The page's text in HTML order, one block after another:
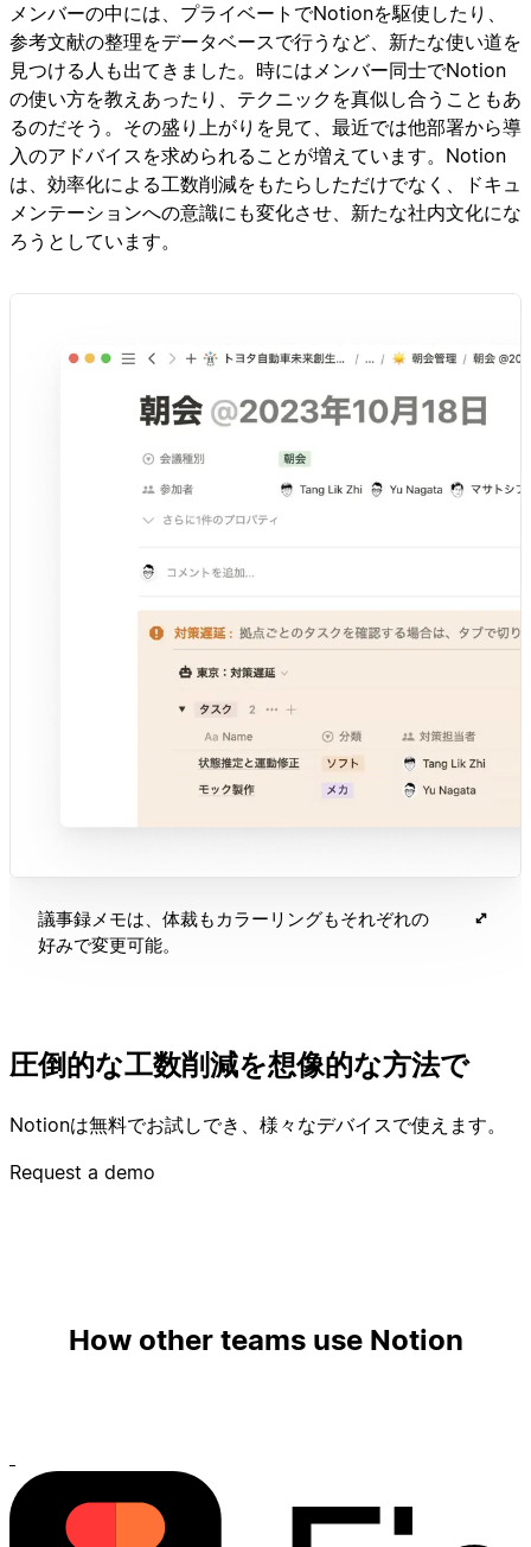
メンバーの中には、プライベートでNotionを駆使したり、
参考文献の整理をデータベースで行うなど、新たな使い道を
見つける人も出てきました。時にはメンバー同士でNotion
の使い方を教えあったり、テクニックを真似し合うこともあ
るのだそう。その盛り上がりを見て、最近では他部署から導
入のアドバイスを求められることが増えています。Notion
は、効率化による工数削減をもたらしただけでなく、ドキュ
メンテーションへの意識にも変化させ、新たな社内文化にな
ろうとしています。
議事録メモは、体裁もカラーリングもそれぞれの
好みで変更可能。
圧倒的な工数削減を想像的な方法で
Notionは無料でお試しでき、様々なデバイスで使えます。
Request a demo
How other teams use Notion